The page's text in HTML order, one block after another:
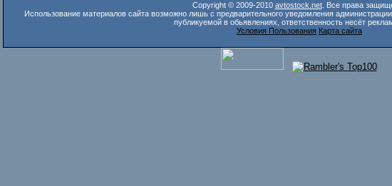
Copyright © 2009-2010 avtostock.net. Все права
Использование материалов сайта возможно лишь с предварительного уведомления
публикуемой в обьявлениях, ответственность несёт
Условия Пользования Карта сайта